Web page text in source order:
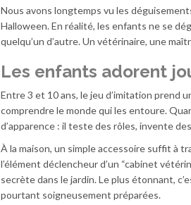
Nous avons longtemps vu les
Halloween. En réalité, les enfants ne se
quelqu’un d’autre. Un vétérinaire, une
Les enfants adorent
Entre 3 et 10 ans, le jeu d’imitation prend
comprendre le monde qui les entoure.
d’apparence : il teste des rôles, invente
À la maison, un simple accessoire suffit à
l’élément déclencheur d’un “cabinet
secrète dans le jardin. Le plus étonnant,
pourtant soigneusement préparées.